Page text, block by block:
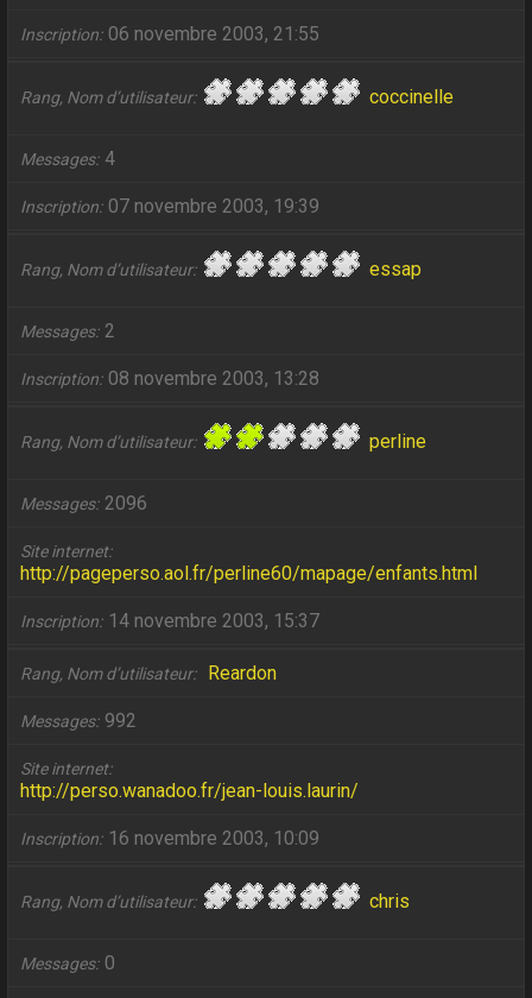
Inscription 06 novembre 2003, 21:55
Rang, Nom d’utilisateur coccinelle
Messages 4
Inscription 07 novembre 2003, 19:39
Rang, Nom d’utilisateur essap
Messages 2
Inscription 08 novembre 2003, 13:28
Rang, Nom d’utilisateur perline
Messages 2096
Site internet
http://pageperso.aol.fr/perline60/mapage/enfants.html
Inscription 14 novembre 2003, 15:37
Rang, Nom d’utilisateur Reardon
Messages 992
Site internet
http://perso.wanadoo.fr/jean-louis.laurin/
Inscription 16 novembre 2003, 10:09
Rang, Nom d’utilisateur chris
Messages 0